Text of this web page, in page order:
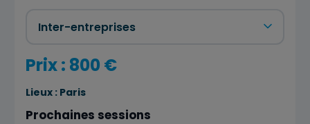
Prix : 800 €
Lieux : Paris
Prochaines sessions